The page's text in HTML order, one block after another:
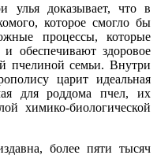
улья доказывает, что в
которое смогло бы
процессы, которые
обеспечивают здоровое
пчелиной семьи. Внутри
царит идеальная
для роддома пчел, их
химико-биологической
более пяти тысяч